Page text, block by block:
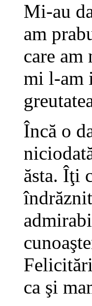
Mi-au
am
care am
mi l-am
Încă o
ăsta. Îţi
ca şi